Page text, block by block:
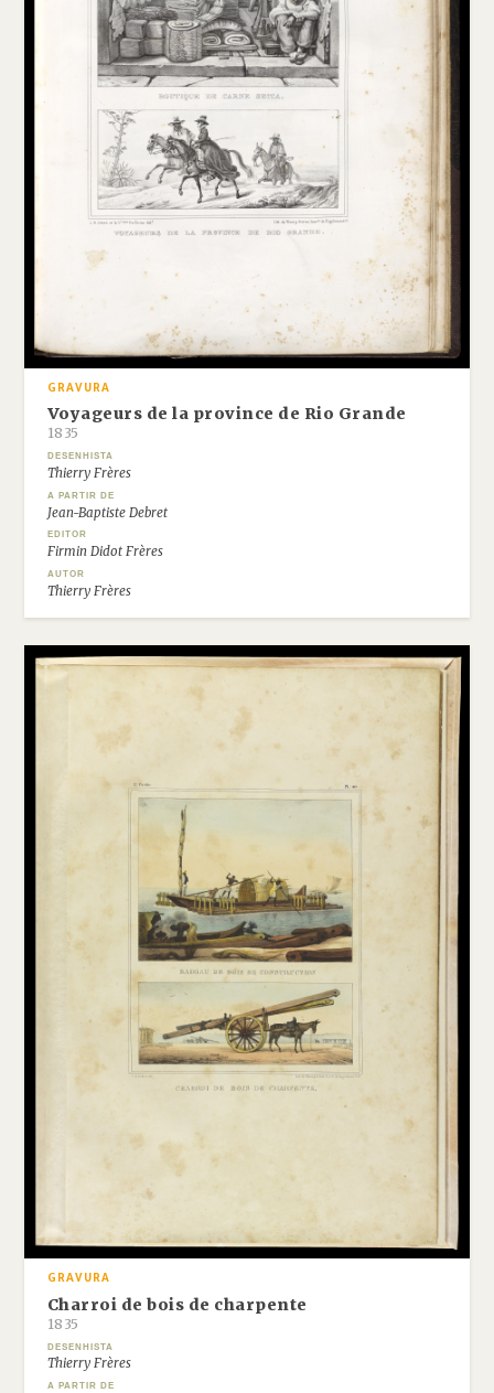
GRAVURA
Voyageurs de la province de Rio Grande
1835
DESENHISTA
Thierry Frères
A PARTIR DE
Jean-Baptiste Debret
EDITOR
Firmin Didot Frères
AUTOR
Thierry Frères
GRAVURA
Charroi de bois de charpente
1835
DESENHISTA
Thierry Frères
A PARTIR DE